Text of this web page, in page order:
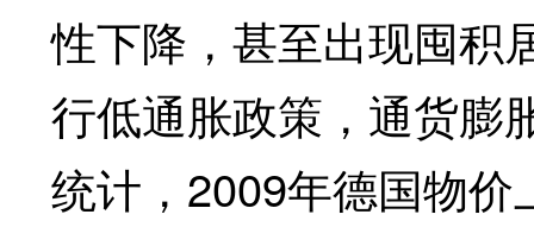
性下降，甚至出现囤积
行低通胀政策，通货膨
统计，2009年德国物